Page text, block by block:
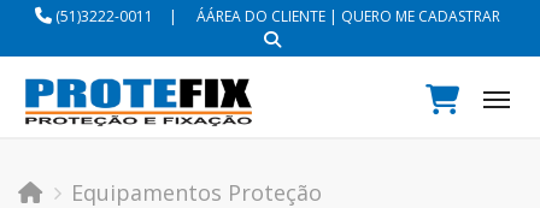
(51)3222-0011 | ÁÁREA DO CLIENTE| QUERO ME CADASTRAR
Equipamentos Proteção